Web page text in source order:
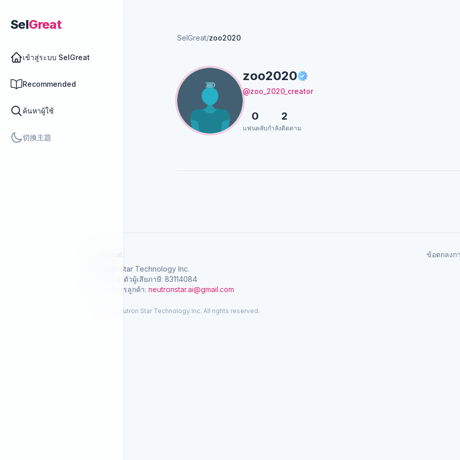
SelGreat
เข้าสู่ระบบ SelGreat
Recommended
ค้นหาผู้ใช้
切換主題
SelGreat/zoo2020
zoo2020
@zoo_2020_creator
0
แฟนคลับ
2
กำลังติดตาม
Neutron Star Technology Inc.
เลขประจำตัวผู้เสียภาษี: 83114084
อีเมลบริการลูกค้า: neutronstar.ai@gmail.com
ข้อตกลงก
© 2026 Neutron Star Technology Inc. All rights reserved.